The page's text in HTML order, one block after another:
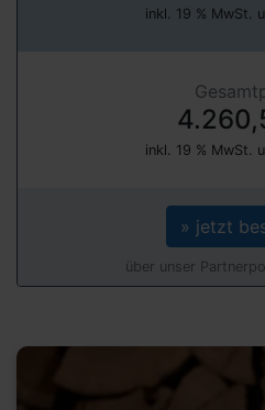
inkl. 19 % MwSt.
inkl. 19 % MwSt.
» jetzt
über unser